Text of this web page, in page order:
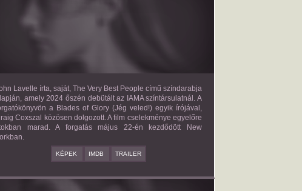
THE VERY BEST PEOPLE
Lavelle írta, saját, The Very Best People című színdarabja
amely 2024 őszén debütált az IAMA színtársulatnál. A
a Blades of Glory (Jég veled!) egyik írójával,
Coxszal közösen dolgozott. A film cselekménye egyelőre
marad. A forgatás május 22-én kezdődött New
KÉPEK IMDB TRAILER